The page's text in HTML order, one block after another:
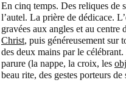
En cinq temps. Des reliques de
l’autel. La prière de dédicace.
gravées aux angles et au centre
Christ, puis généreusement sur
des deux mains par le
parure (la nappe, la croix, les
beau rite, des gestes porteurs de